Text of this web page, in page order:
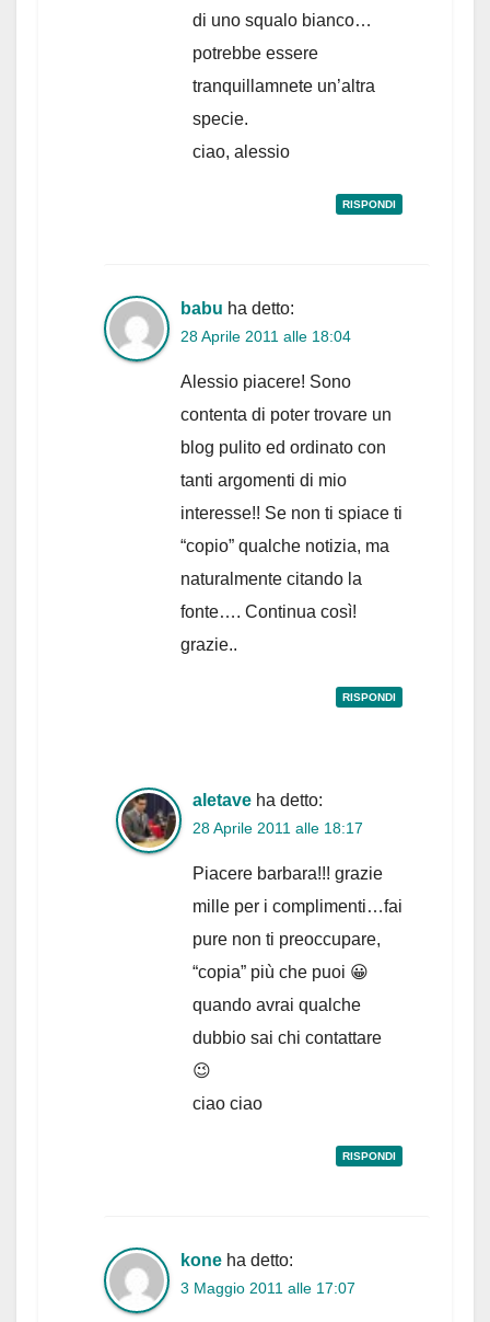
di uno squalo bianco…
potrebbe essere
tranquillamnete un’altra
specie.
ciao, alessio
RISPONDI
babu ha detto:
28 Aprile 2011 alle 18:04
Alessio piacere! Sono
contenta di poter trovare un
blog pulito ed ordinato con
tanti argomenti di mio
interesse!! Se non ti spiace ti
“copio” qualche notizia, ma
naturalmente citando la
fonte…. Continua così!
grazie..
RISPONDI
aletave ha detto:
28 Aprile 2011 alle 18:17
Piacere barbara!!! grazie
mille per i complimenti…fai
pure non ti preoccupare,
“copia” più che puoi 😀
quando avrai qualche
dubbio sai chi contattare
😉
ciao ciao
RISPONDI
kone ha detto:
3 Maggio 2011 alle 17:07